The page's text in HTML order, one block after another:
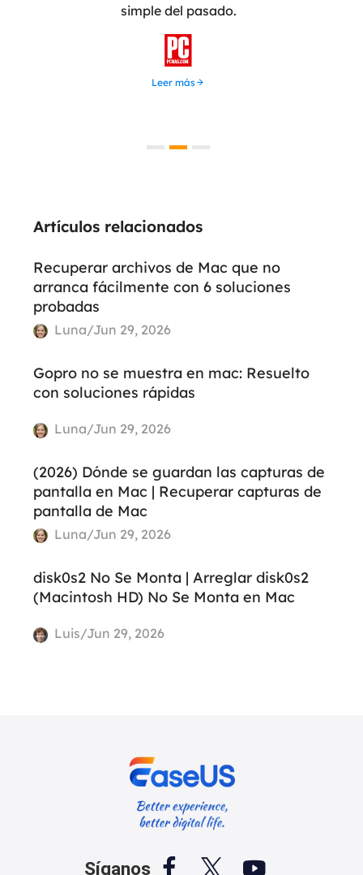
simple del pasado.

Leer más
Artículos relacionados
Recuperar archivos de Mac que no
arranca fácilmente con 6 soluciones
probadas
Luna/Jun 29, 2026
Gopro no se muestra en mac: Resuelto
con soluciones rápidas
Luna/Jun 29, 2026
(2026) Dónde se guardan las capturas de
pantalla en Mac | Recuperar capturas de
pantalla de Mac
Luna/Jun 29, 2026
disk0s2 No Se Monta | Arreglar disk0s2
(Macintosh HD) No Se Monta en Mac
Luis/Jun 29, 2026
Síganos   